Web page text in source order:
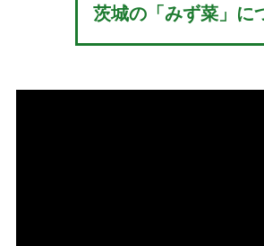
茨城の「みず菜」に